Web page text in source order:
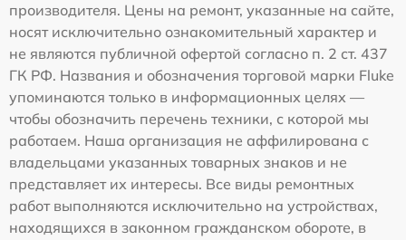
производителя. Цены на ремонт, указанные на сайте,
носят исключительно ознакомительный характер и
не являются публичной офертой согласно п. 2 ст. 437
ГК РФ. Названия и обозначения торговой марки Fluke
упоминаются только в информационных целях —
чтобы обозначить перечень техники, с которой мы
работаем. Наша организация не аффилирована с
владельцами указанных товарных знаков и не
представляет их интересы. Все виды ремонтных
работ выполняются исключительно на устройствах,
находящихся в законном гражданском обороте, в